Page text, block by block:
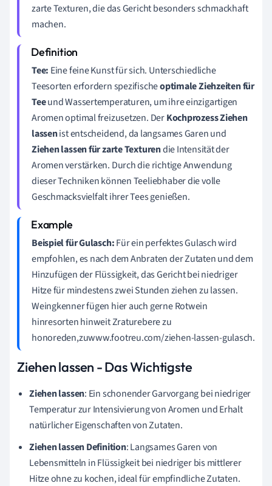
zarte Texturen, die das Gericht besonders schmackhaft
machen.
Tee: Eine feine Kunst für sich. Unterschiedliche
Teesorten erfordern spezifischeoptimale Ziehzeiten für
Teeund Wassertemperaturen, um ihre einzigartigen
Aromen optimal freizusetzen. DerKochprozess Ziehen
lassenist entscheidend, da langsames Garen und
Ziehen lassen für zarte Texturendie Intensität der
Aromen verstärken. Durch die richtige Anwendung
dieser Techniken können Teeliebhaber die volle
Geschmacksvielfalt ihrer Tees genießen.
Beispiel für Gulasch:Für ein perfektes Gulasch wird
empfohlen, es nach dem Anbraten der Zutaten und dem
Hinzufügen der Flüssigkeit, das Gericht bei niedriger
Hitze für mindestens zwei Stunden ziehen zu lassen.
Weingkenner fügen hier auch gerne Rotwein
hinresorten hinweit Zraturebere zu
honoreden,zuwww.footreu.com/ziehen-lassen-gulasch.
Ziehen lassen - Das Wichtigste
Ziehen lassen: Ein schonender Garvorgang bei niedriger
Temperatur zur Intensivierung von Aromen und Erhalt
natürlicher Eigenschaften von Zutaten.
Ziehen lassen Definition: Langsames Garen von
Lebensmitteln in Flüssigkeit bei niedriger bis mittlerer
Hitze ohne zu kochen, ideal für empfindliche Zutaten.